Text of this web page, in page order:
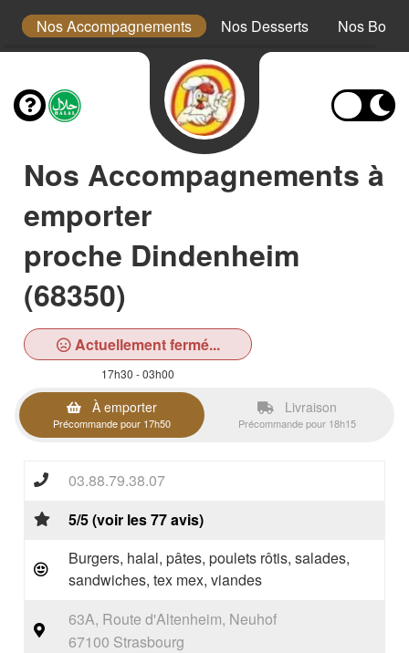
Nos Accompagnements Nos Desserts Nos
Nos Accompagnements à
emporter
proche Dindenheim
(68350)
Actuellement fermé...
17h30 - 03h00
À emporter
Précommande pour 17h50
Livraison
Précommande pour 18h15
03.88.79.38.07
5/5 (voir les 77 avis)
Burgers, halal, pâtes, poulets rôtis, salades,
sandwiches, tex mex, viandes
63A, Route d'Altenheim, Neuhof
67100 Strasbourg